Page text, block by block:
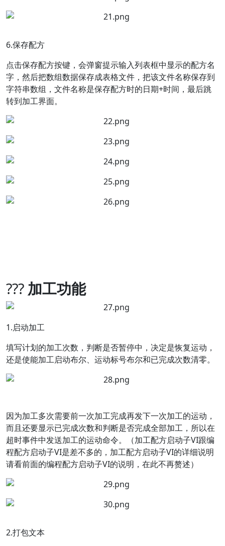
6.保存配方
点击保存配方按键，会弹窗提示输入列表框中显示的配方名
字，然后把数组数据保存成表格文件，把该文件名称保存到
字符串数组，文件名称是保存配方时的日期+时间，最后跳
转到加工界面。
??? 加工功能
1.启动加工
填写计划的加工次数，判断是否暂停中，决定是恢复运动，
还是使能加工启动布尔、运动标号布尔和已完成次数清零。
因为加工多次需要前一次加工完成再发下一次加工的运动，
而且还要显示已完成次数和判断是否完成全部加工，所以在
超时事件中发送加工的运动命令。（加工配方启动子VI跟编
程配方启动子VI是差不多的，加工配方启动子VI的详细说明
请看前面的编程配方启动子VI的说明，在此不再赘述）
2.打包文本